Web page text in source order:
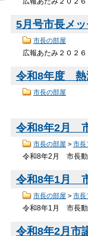
5月号市長メ
市長の部屋
広報あたみ２０２
令和8年度 熱
市長の部屋
令和8年2月
市長の部屋 > 市長
令和8年2月 市長
令和8年1月
市長の部屋 > 市長
令和8年1月 市長
令和8年2月市